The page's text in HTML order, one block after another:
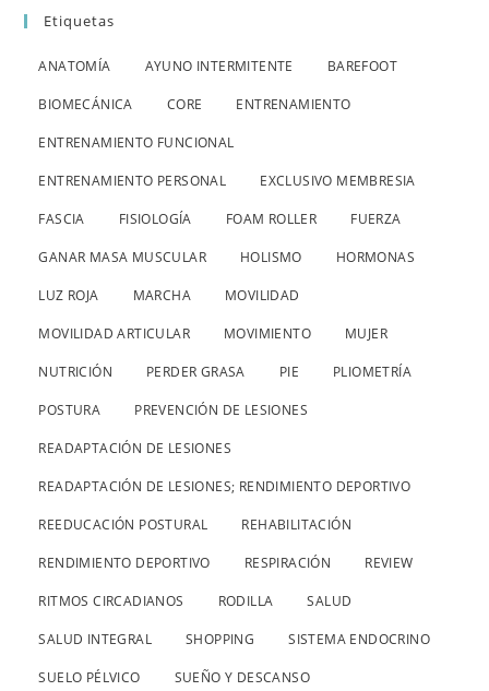
Etiquetas
ANATOMÍA AYUNO INTERMITENTE BAREFOOT
BIOMECÁNICA CORE ENTRENAMIENTO
ENTRENAMIENTO FUNCIONAL
ENTRENAMIENTO PERSONAL EXCLUSIVO MEMBRESIA
FASCIA FISIOLOGÍA FOAM ROLLER FUERZA
GANAR MASA MUSCULAR HOLISMO HORMONAS
LUZ ROJA MARCHA MOVILIDAD
MOVILIDAD ARTICULAR MOVIMIENTO MUJER
NUTRICIÓN PERDER GRASA PIE PLIOMETRÍA
POSTURA PREVENCIÓN DE LESIONES
READAPTACIÓN DE LESIONES
READAPTACIÓN DE LESIONES; RENDIMIENTO DEPORTIVO
REEDUCACIÓN POSTURAL REHABILITACIÓN
RENDIMIENTO DEPORTIVO RESPIRACIÓN REVIEW
RITMOS CIRCADIANOS RODILLA SALUD
SALUD INTEGRAL SHOPPING SISTEMA ENDOCRINO
SUELO PÉLVICO SUEÑO Y DESCANSO